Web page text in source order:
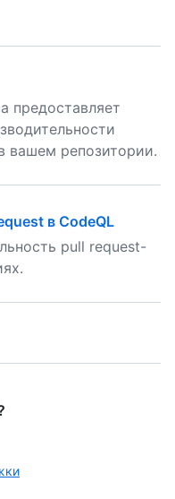
предоставляет
вашем репозитории.
в CodeQL
pull request-